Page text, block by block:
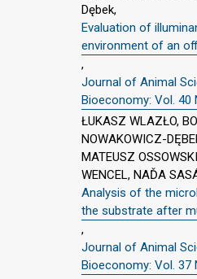
Dębek,
Evaluation of
environment of an
,
Journal of Animal
Bioeconomy: Vol. 40
ŁUKASZ WLAZŁO,
NOWAKOWICZ-
MATEUSZ
WENCEL, NAĎA
Analysis of the
the substrate after
,
Journal of Animal
Bioeconomy: Vol. 37